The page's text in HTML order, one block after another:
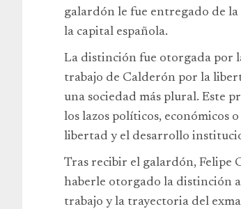
galardón le fue entregado de
la capital española.
La distinción fue otorgada por
trabajo de Calderón por la
una sociedad más plural. Este
los lazos políticos, económicos
libertad y el desarrollo
Tras recibir el galardón, Felipe
haberle otorgado la distinción a
trabajo y la trayectoria del